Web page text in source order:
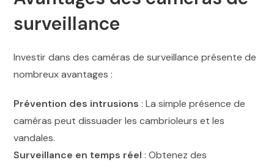
surveillance
Investir dans des caméras de surveillance présente de
nombreux avantages :
Prévention des intrusions : La simple présence de
caméras peut dissuader les cambrioleurs et les
vandales.
Surveillance en temps réel : Obtenez des